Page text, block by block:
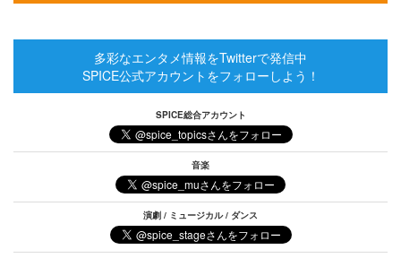
多彩なエンタメ情報をTwitterで発信中
SPICE公式アカウントをフォローしよう！
SPICE総合アカウント
音楽
演劇 / ミュージカル / ダンス